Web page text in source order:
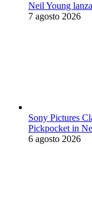
Neil Young
7 agosto 2026
Sony Pictures
Pickpocket in
6 agosto 2026